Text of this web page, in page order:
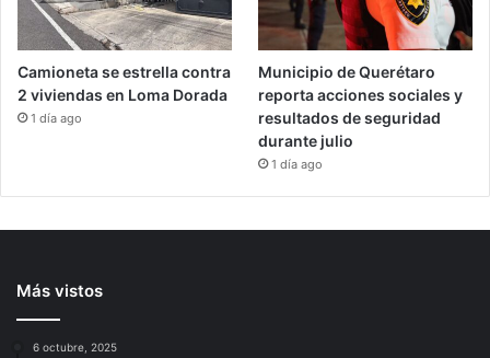
Camioneta se estrella contra
2 viviendas en Loma Dorada
1 día ago
Municipio de Querétaro
reporta acciones sociales y
resultados de seguridad
durante julio
1 día ago
Más vistos
6 octubre, 2025